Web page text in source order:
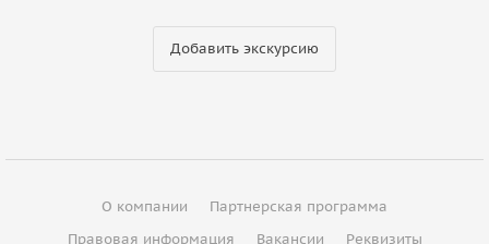
Добавить экскурсию
О компании
Партнерская программа
Правовая информация
Вакансии
Реквизиты